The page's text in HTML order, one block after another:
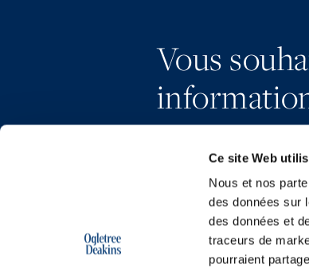
Ce site Web
Nous et nos
des données sur
des données et
traceurs de
pourraient
Vous